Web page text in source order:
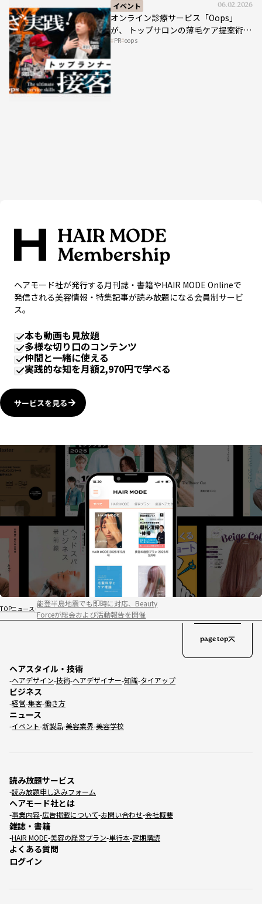
イベント 06.02.2026
オンライン診療サービス「Oops」
が、 トップサロンの薄毛ケア提案術を
HAIRCAMPで公開！
PR oops
ヘアモード社が発行する月刊誌・書籍やHAIR MODE Onlineで
発信される美容情報・特集記事が読み放題になる会員制サービ
ス。
本も動画も見放題
多様な切り口のコンテンツ
仲間と一緒に使える
実践的な知を月額2,970円で学べる
サービスを見る
TOPニュース
能登半島地震でも即時に対応、Beauty
Forceが総会および活動報告を開催
ヘアスタイル・技術
ヘアデザイン 技術 ヘアデザイナー 知識 タイアップ
ビジネス
経営 集客 働き方
ニュース
イベント 新製品 美容業界 美容学校
読み放題サービス
読み放題申し込みフォーム
ヘアモード社とは
事業内容 広告掲載について お問い合わせ 会社概要
雑誌・書籍
HAIR MODE 美容の経営プラン 単行本 定期購読
よくある質問
ログイン
page top